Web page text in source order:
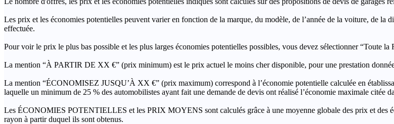
Les prix et les économies potentielles peuvent varier en fonction de la marque, du modèle, de l’année de la voiture, de la
effectuée.
Pour voir le prix le plus bas possible et les plus larges économies potentielles possibles, vous devez sélectionner “Toute la
La mention “À PARTIR DE XX €” (prix minimum) est le prix actuel le moins cher disponible, pour une prestation
La mention “ÉCONOMISEZ JUSQU’À XX €” (prix maximum) correspond à l’économie potentielle calculée en
laquelle un minimum de 25 % des automobilistes ayant fait une demande de devis ont réalisé l’économie maximale citée
Les ÉCONOMIES POTENTIELLES et les PRIX MOYENS sont calculés grâce à une moyenne globale des prix et des
rayon à partir duquel ils sont obtenus.